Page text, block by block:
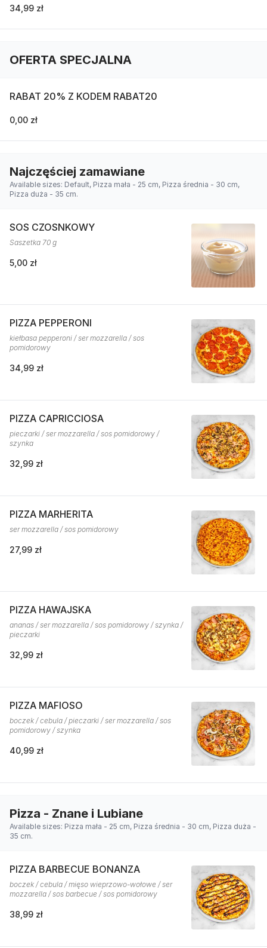
34,99 zł
OFERTA SPECJALNA
RABAT 20% Z KODEM RABAT20
0,00 zł
Najczęściej zamawiane
Available sizes: Default, Pizza mała - 25 cm, Pizza średnia - 30 cm,
Pizza duża - 35 cm.
SOS CZOSNKOWY
Saszetka 70 g
5,00 zł
PIZZA PEPPERONI
kiełbasa pepperoni / ser mozzarella / sos
pomidorowy
34,99 zł
PIZZA CAPRICCIOSA
pieczarki / ser mozzarella / sos pomidorowy /
szynka
32,99 zł
PIZZA MARHERITA
ser mozzarella / sos pomidorowy
27,99 zł
PIZZA HAWAJSKA
ananas / ser mozzarella / sos pomidorowy / szynka /
pieczarki
32,99 zł
PIZZA MAFIOSO
boczek / cebula / pieczarki / ser mozzarella / sos
pomidorowy / szynka
40,99 zł
Pizza - Znane i Lubiane
Available sizes: Pizza mała - 25 cm, Pizza średnia - 30 cm, Pizza duża -
35 cm.
PIZZA BARBECUE BONANZA
boczek / cebula / mięso wieprzowo-wołowe / ser
mozzarella / sos barbecue / sos pomidorowy
38,99 zł